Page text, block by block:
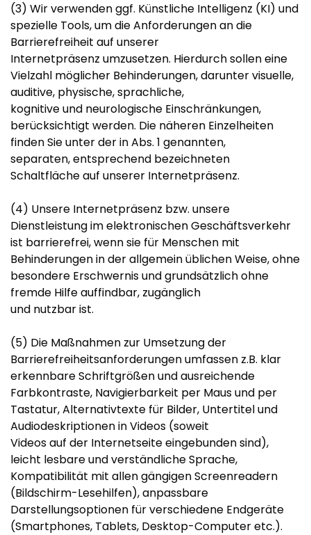
(3) Wir verwenden ggf. Künstliche Intelligenz (KI) und
spezielle Tools, um die Anforderungen an die
Barrierefreiheit auf unserer
Internetpräsenz umzusetzen. Hierdurch sollen eine
Vielzahl möglicher Behinderungen, darunter visuelle,
auditive, physische, sprachliche,
kognitive und neurologische Einschränkungen,
berücksichtigt werden. Die näheren Einzelheiten
finden Sie unter der in Abs. 1 genannten,
separaten, entsprechend bezeichneten
Schaltfläche auf unserer Internetpräsenz.
(4) Unsere Internetpräsenz bzw. unsere
Dienstleistung im elektronischen Geschäftsverkehr
ist barrierefrei, wenn sie für Menschen mit
Behinderungen in der allgemein üblichen Weise, ohne
besondere Erschwernis und grundsätzlich ohne
fremde Hilfe auffindbar, zugänglich
und nutzbar ist.
(5) Die Maßnahmen zur Umsetzung der
Barrierefreiheitsanforderungen umfassen z.B. klar
erkennbare Schriftgrößen und ausreichende
Farbkontraste, Navigierbarkeit per Maus und per
Tastatur, Alternativtexte für Bilder, Untertitel und
Audiodeskriptionen in Videos (soweit
Videos auf der Internetseite eingebunden sind),
leicht lesbare und verständliche Sprache,
Kompatibilität mit allen gängigen Screenreadern
(Bildschirm-Lesehilfen), anpassbare
Darstellungsoptionen für verschiedene Endgeräte
(Smartphones, Tablets, Desktop-Computer etc.).